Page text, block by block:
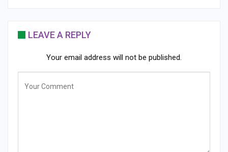
LEAVE A REPLY
Your email address will not be published.